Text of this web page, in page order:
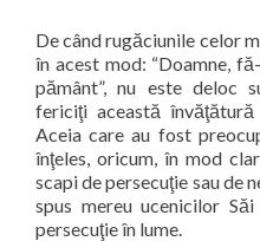
De când rugăciunile celor
în acest mod: “Doamne,
pământ”, nu este deloc
fericiţi această
Aceia care au fost
înţeles, oricum, în mod
scapi de persecuţie sau de
spus mereu ucenicilor
persecuţie în lume.